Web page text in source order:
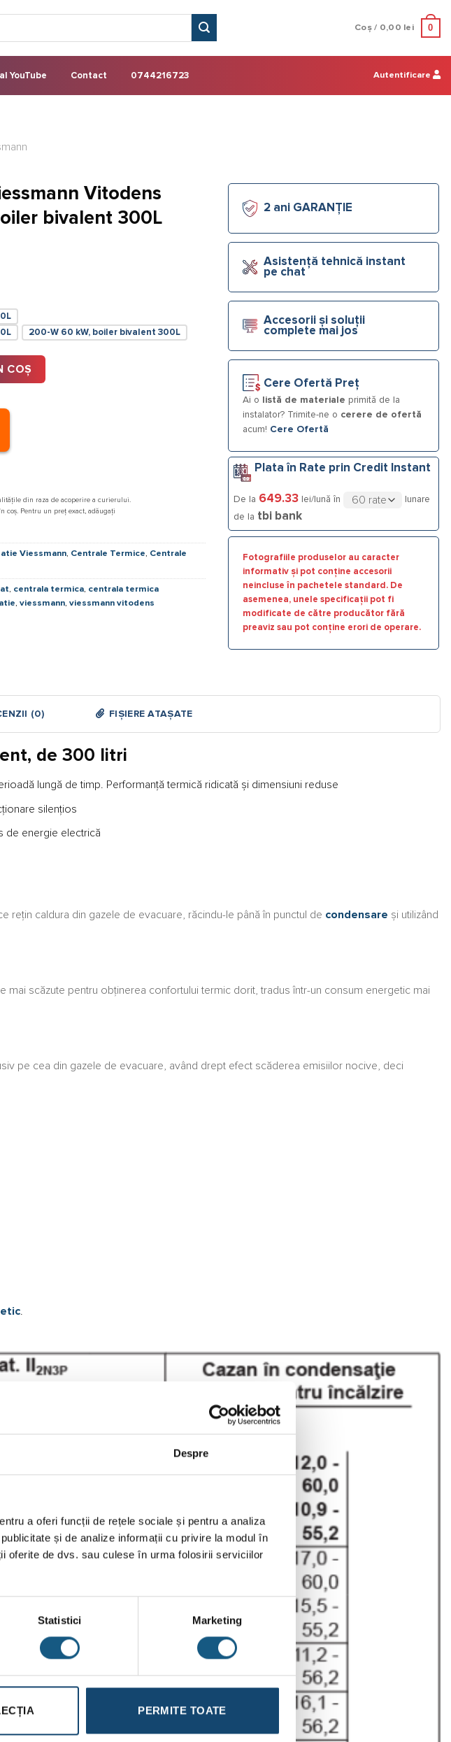
Despre
a oferi funcții de rețele sociale și pentru a analiza
și de analize informații cu privire la modul în
oferite de dvs. sau culese în urma folosirii serviciilor
Statistici Marketing
PERMITE TOATE
Coș / 0,00 lei 0
YouTube Contact 0744216723 Autentificare
Vitodens
bivalent 300L
200-W 60 kW, boiler bivalent 300L
Vitodens 200-W 49 kW, cu boiler bivalent 300L
COȘ
din raza de acoperire a curierului.
coș. Pentru un preț exact, adăugați
Viessmann Centrale Termice
Centrale
centrala termica centrala termica
viessmann viessmann vitodens
2 ani GARANȚIE
Asistență tehnică instant
pe chat
Accesorii și soluții
complete mai jos
Cere Ofertă Preț
Ai o listă de materiale primită de la
instalator? Trimite-ne o cerere de ofertă
acum! Cere Ofertă
Plata în Rate prin Credit Instant
De la 649.33 lei/lună în
lunare
de la tbi bank
Fotografiile produselor au caracter
informativ și pot conține accesorii
neincluse în pachetele standard. De
asemenea, unele specificații pot fi
modificate de către producător fără
preaviz sau pot conține erori de operare.
(0) FIȘIERE ATAȘATE
de 300 litri
lungă de timp. Performanţă termică ridicată şi dimensiuni reduse
silenţios
de energie electrică
rețin caldura din gazele de evacuare, răcindu-le până în punctul de condensare și utilizând
mai scăzute pentru obținerea confortului termic dorit, tradus într-un consum energetic mai
pe cea din gazele de evacuare, având drept efect scăderea emisiilor nocive, deci